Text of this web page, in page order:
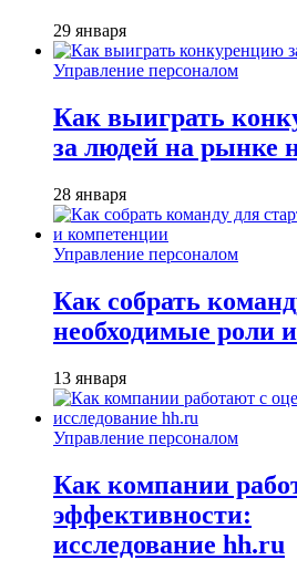
29 января
Управление персоналом
Как выиграть
за людей на рынке
28 января
Управление персоналом
Как собрать
необходимые роли
13 января
Управление персоналом
Как компании
эффективности:
исследование hh.ru